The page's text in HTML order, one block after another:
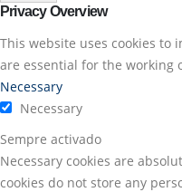
Privacy Overview
This website uses cookies to
are essential for the working
Necessary
Necessary
Sempre activado
Necessary cookies are
cookies do not store any